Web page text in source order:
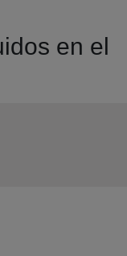
en el